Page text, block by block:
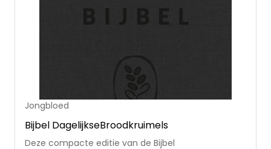
begon met het dagelijks delen van een bijbeltekst
met afbeelding groeide uit tot een christelijke
Jongbloed
Bijbel DagelijkseBroodkruimels
Deze compacte editie van de Bijbel